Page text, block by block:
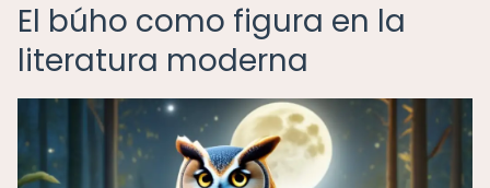
El búho como figura en la
literatura moderna